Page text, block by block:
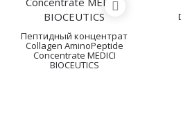
Пептидный концентрат
Collagen AminoPeptide
Concentrate MEDICI
BIOCEUTICS